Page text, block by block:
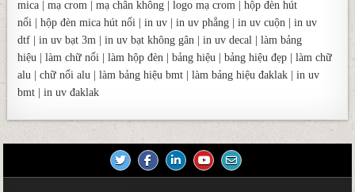
mica |mạ crom |mạ chân không |logo mạ crom |hộp đèn hút
nổi |hộp đèn mica hút nổi |in uv |in uv phẳng |in uv cuộn |in uv
dtf |in uv bạt 3m |in uv bạt không gân |in uv decal |làm bảng
hiệu |làm chữ nổi |làm hộp đèn |bảng hiệu |bảng hiệu đẹp |làm chữ
alu |chữ nổi alu |làm bảng hiệu bmt |làm bảng hiệu đaklak |in uv
bmt |in uv đaklak